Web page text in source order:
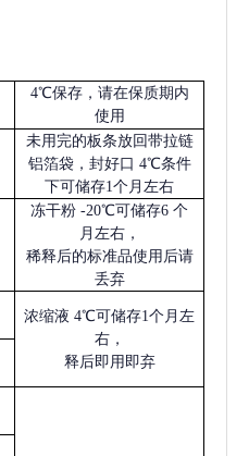
4℃保存，请在保质期内
使用
未用完的板条放回带拉链
铝箔袋，封好口 4℃条件
下可储存1个月左右
冻干粉 -20℃可储存6 个
月左右，
稀释后的标准品使用后请
丢弃
浓缩液 4℃可储存1个月左
右，
释后即用即弃